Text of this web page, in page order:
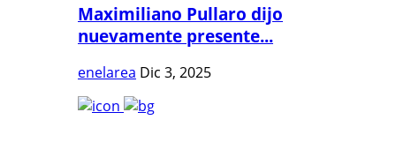
Maximiliano Pullaro dijo
nuevamente presente...
enelarea Dic 3, 2025